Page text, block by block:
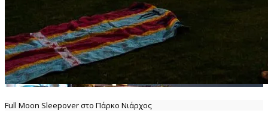
Full Moon Sleepover στο Πάρκο Νιάρχος